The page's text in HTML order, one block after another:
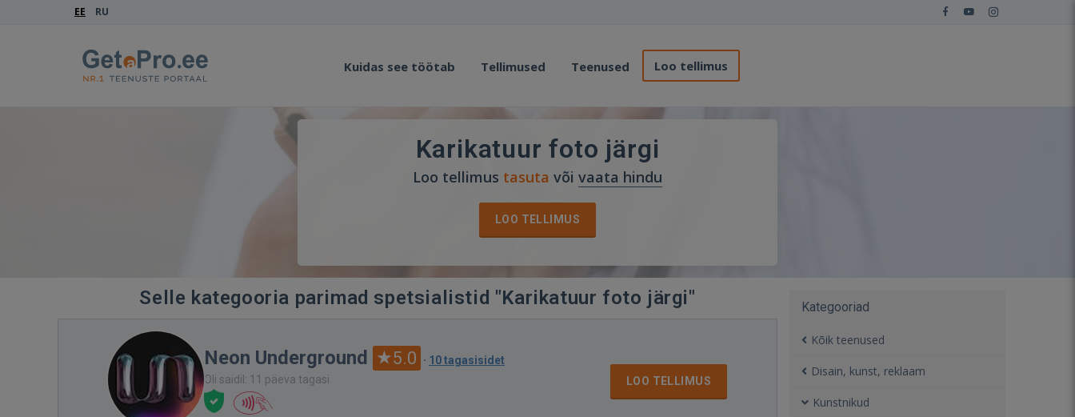
EE RU
Kuidas see töötab Tellimused Teenused Loo tellimus
Karikatuur foto järgi
Loo tellimus tasuta või vaata hindu
LOO TELLIMUS
Selle kategooria parimad spetsialistid "Karikatuur foto järgi"
Neon Underground 5.0 · 10 tagasisidet
Oli saidil: 11 päeva tagasi
LOO TELLIMUS
Kategooriad
Kõik teenused
Disain, kunst, reklaam
Kunstnikud